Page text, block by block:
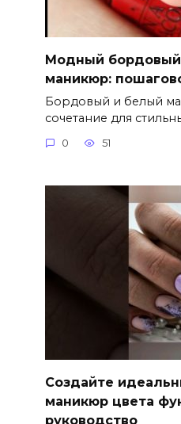
Модный
маникюр:
Бордовый и белый
сочетание для
0 51
Создайте
маникюр цвета
руководство